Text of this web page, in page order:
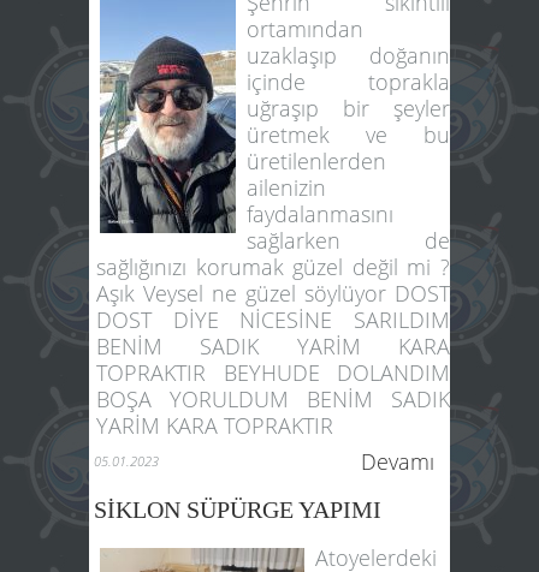
ortamından
uzaklaşıp doğanın
içinde toprakla
uğraşıp bir şeyler
üretmek ve bu
üretilenlerden
ailenizin
faydalanmasını
sağlarken de
sağlığınızı korumak güzel değil mi ?
Aşık Veysel ne güzel söylüyor DOST
DOST DİYE NİCESİNE SARILDIM
BENİM SADIK YARİM KARA
TOPRAKTIR BEYHUDE DOLANDIM
BOŞA YORULDUM BENİM SADIK
YARİM KARA TOPRAKTIR
05.01.2023 Devamı
SİKLON SÜPÜRGE YAPIMI
Atoyelerdeki